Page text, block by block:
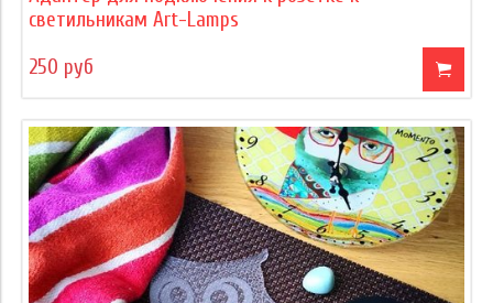
светильникам Art-Lamps
250 руб